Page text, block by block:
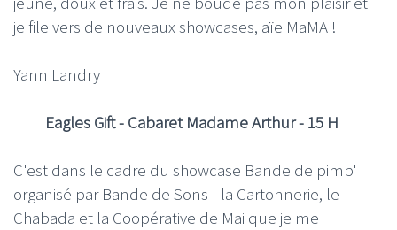
je file vers de nouveaux showcases, aïe MaMA !
Yann Landry
Eagles Gift - Cabaret Madame Arthur - 15 H
C'est dans le cadre du showcase Bande de pimp'
organisé par Bande de Sons - la Cartonnerie, le
Chabada et la Coopérative de Mai que je me